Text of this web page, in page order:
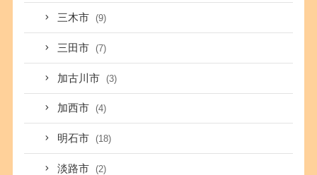
三木市 (9)
三田市 (7)
加古川市 (3)
加西市 (4)
明石市 (18)
淡路市 (2)